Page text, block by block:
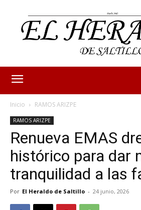
Inicio RAMOS ARIZPE
RAMOS ARIZPE
Renueva EMAS
histórico para dar
tranquilidad a las
Por El Heraldo de Saltillo - 24 junio, 2026